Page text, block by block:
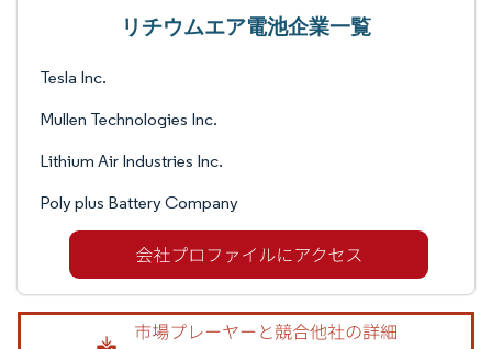
リチウムエア電池企業一覧
Tesla Inc.
Mullen Technologies Inc.
Lithium Air Industries Inc.
Poly plus Battery Company